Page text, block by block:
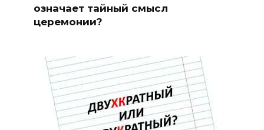
означает тайный смысл
церемонии?